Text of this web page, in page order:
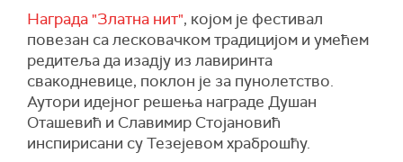
Награда "Златна нит", којом је фестивал
повезан са лесковачком традицијом и умећем
редитеља да изадју из лавиринта
свакодневице, поклон је за пунолетство.
Аутори идејног решења награде Душан
Оташевић и Славимир Стојановић
инспирисани су Тезејевом храброшћу.